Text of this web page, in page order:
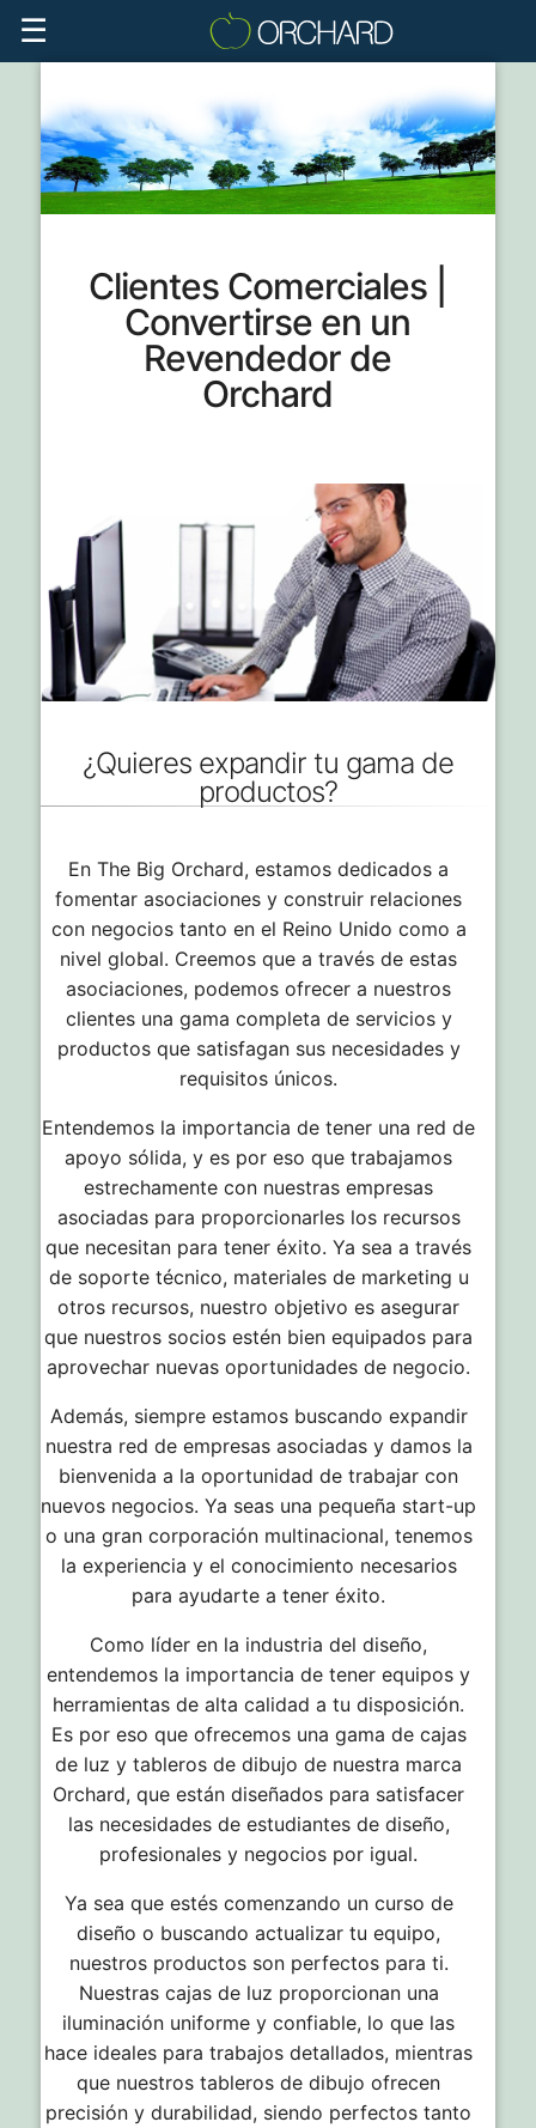
☰
Clientes Comerciales |
Convertirse en un
Revendedor de
Orchard
¿Quieres expandir tu gama de
productos?
En The Big Orchard, estamos dedicados a
fomentar asociaciones y construir relaciones
con negocios tanto en el Reino Unido como a
nivel global. Creemos que a través de estas
asociaciones, podemos ofrecer a nuestros
clientes una gama completa de servicios y
productos que satisfagan sus necesidades y
requisitos únicos.
Entendemos la importancia de tener una red de
apoyo sólida, y es por eso que trabajamos
estrechamente con nuestras empresas
asociadas para proporcionarles los recursos
que necesitan para tener éxito. Ya sea a través
de soporte técnico, materiales de marketing u
otros recursos, nuestro objetivo es asegurar
que nuestros socios estén bien equipados para
aprovechar nuevas oportunidades de negocio.
Además, siempre estamos buscando expandir
nuestra red de empresas asociadas y damos la
bienvenida a la oportunidad de trabajar con
nuevos negocios. Ya seas una pequeña start-up
o una gran corporación multinacional, tenemos
la experiencia y el conocimiento necesarios
para ayudarte a tener éxito.
Como líder en la industria del diseño,
entendemos la importancia de tener equipos y
herramientas de alta calidad a tu disposición.
Es por eso que ofrecemos una gama de cajas
de luz y tableros de dibujo de nuestra marca
Orchard, que están diseñados para satisfacer
las necesidades de estudiantes de diseño,
profesionales y negocios por igual.
Ya sea que estés comenzando un curso de
diseño o buscando actualizar tu equipo,
nuestros productos son perfectos para ti.
Nuestras cajas de luz proporcionan una
iluminación uniforme y confiable, lo que las
hace ideales para trabajos detallados, mientras
que nuestros tableros de dibujo ofrecen
precisión y durabilidad, siendo perfectos tanto